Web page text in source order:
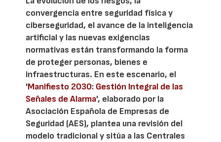
convergencia entre seguridad física y
ciberseguridad, el avance de la inteligencia
artificial y las nuevas exigencias
normativas están transformando la forma
de proteger personas, bienes e
infraestructuras. En este escenario, el
'Manifiesto 2030: Gestión Integral de las
Señales de Alarma', elaborado por la
Asociación Española de Empresas de
Seguridad (AES), plantea una revisión del
modelo tradicional y sitúa a las Centrales